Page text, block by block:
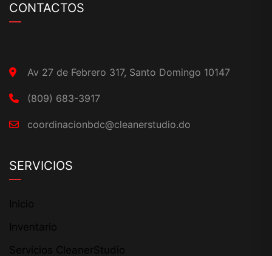
CONTACTOS
Av 27 de Febrero 317, Santo Domingo 10147
(809) 683-3917
coordinacionbdc@cleanerstudio.do
SERVICIOS
Inicio
Inventario
Servicios CleanerStudio